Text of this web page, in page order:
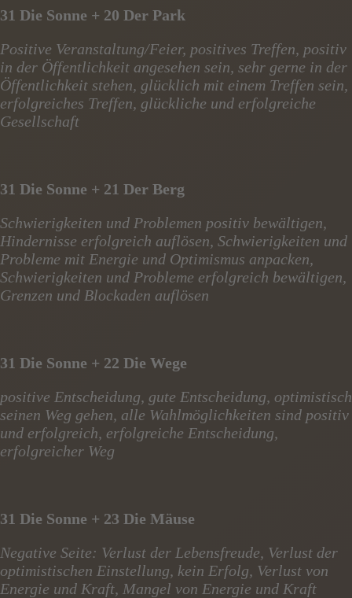
31 Die Sonne + 20 Der Park
Positive Veranstaltung/Feier, positives Treffen, positiv
in der Öffentlichkeit angesehen sein, sehr gerne in der
Öffentlichkeit stehen, glücklich mit einem Treffen sein,
erfolgreiches Treffen, glückliche und erfolgreiche
Gesellschaft
31 Die Sonne + 21 Der Berg
Schwierigkeiten und Problemen positiv bewältigen,
Hindernisse erfolgreich auflösen, Schwierigkeiten und
Probleme mit Energie und Optimismus anpacken,
Schwierigkeiten und Probleme erfolgreich bewältigen,
Grenzen und Blockaden auflösen
31 Die Sonne + 22 Die Wege
positive Entscheidung, gute Entscheidung, optimistisch
seinen Weg gehen, alle Wahlmöglichkeiten sind positiv
und erfolgreich, erfolgreiche Entscheidung,
erfolgreicher Weg
31 Die Sonne + 23 Die Mäuse
Negative Seite: Verlust der Lebensfreude, Verlust der
optimistischen Einstellung, kein Erfolg, Verlust von
Energie und Kraft, Mangel von Energie und Kraft